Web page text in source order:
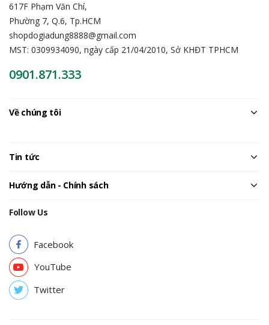
617F Phạm Văn Chí,
Phường 7, Q.6, Tp.HCM
shopdogiadung8888@gmail.com
MST: 0309934090, ngày cấp 21/04/2010, Sở KHĐT TPHCM
0901.871.333
Về chúng tôi
Tin tức
Hướng dẫn - Chính sách
Follow Us
Facebook
YouTube
Twitter